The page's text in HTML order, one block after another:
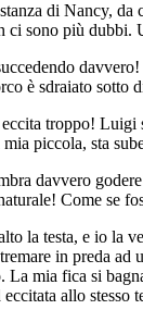
di Nancy,
sono più
è sdraiato
troppo!
piccola, sta
davvero
Come se
testa, e io la
in preda
mia fica si
allo